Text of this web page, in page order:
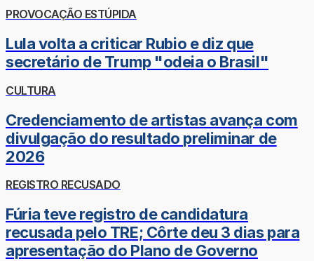
PROVOCAÇÃO ESTÚPIDA
Lula volta a criticar Rubio e diz que
secretário de Trump "odeia o Brasil"
CULTURA
Credenciamento de artistas avança com
divulgação do resultado preliminar de
2026
REGISTRO RECUSADO
Fúria teve registro de candidatura
recusada pelo TRE; Côrte deu 3 dias para
apresentação do Plano de Governo